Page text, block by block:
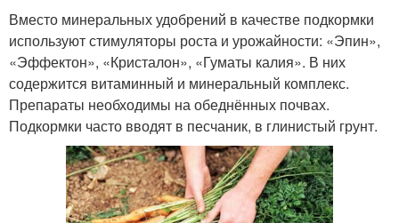
Вместо минеральных удобрений в качестве подкормки
используют стимуляторы роста и урожайности: «Эпин»,
«Эффектон», «Кристалон», «Гуматы калия». В них
содержится витаминный и минеральный комплекс.
Препараты необходимы на обеднённых почвах.
Подкормки часто вводят в песчаник, в глинистый грунт.